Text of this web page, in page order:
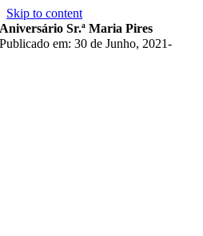
Skip to content
Aniversário Sr.ª Maria Pires
Publicado em: 30 de Junho, 2021-